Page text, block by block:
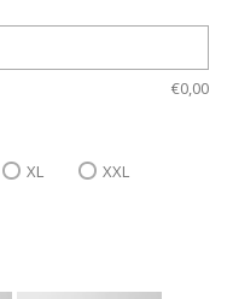
€0,00
XL
XXL